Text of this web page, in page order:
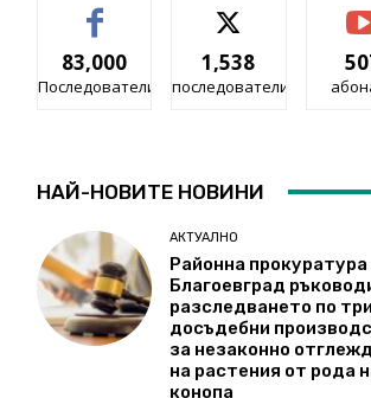
83,000
Последователи
1,538
последователи
НАЙ-НОВИТЕ НОВИНИ
АКТУАЛНО
Районна прокуратура
Благоевград
разследването по три
досъдебни
за незаконно
на растения от рода
конопа